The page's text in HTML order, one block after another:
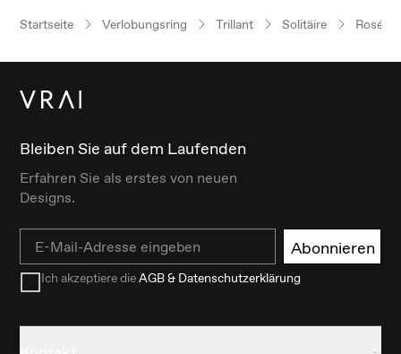
Startseite Verlobungsring Trillant Solitäire
Bleiben Sie auf dem Laufenden
Erfahren Sie als erstes von neuen
Designs.
Email Abonnieren
Ich akzeptiere dieAGB & Datenschutzerklärung